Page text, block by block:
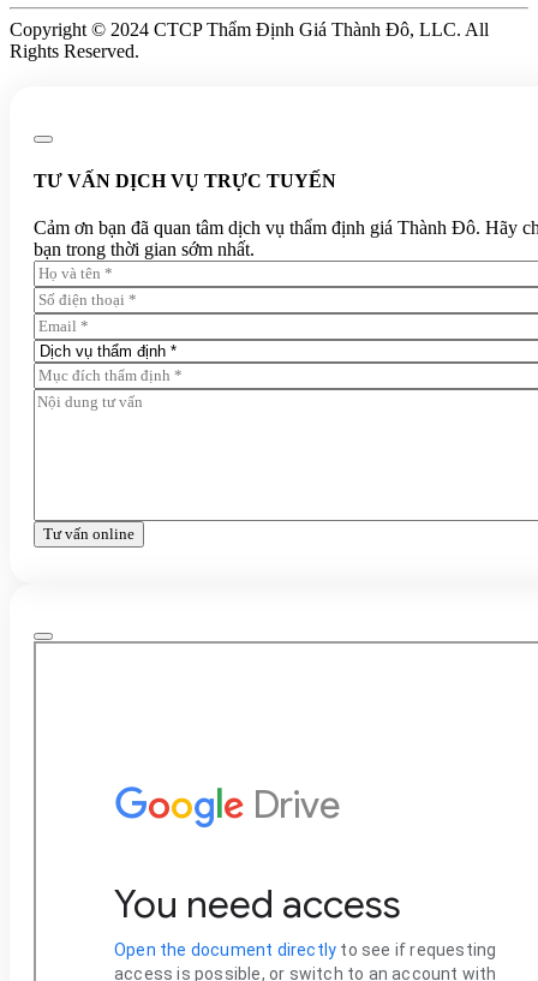
Copyright © 2024 CTCP Thẩm Định Giá Thành Đô, LLC. All
Rights Reserved.
TƯ VẤN DỊCH VỤ TRỰC TUYẾN
Cảm ơn bạn đã quan tâm dịch vụ thẩm định giá Thành Đô. Hãy
bạn trong thời gian sớm nhất.
Tư vấn online